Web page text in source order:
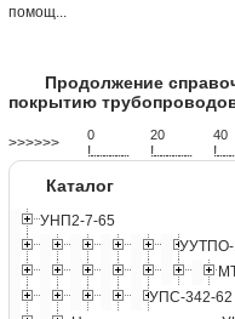
помощ...
Продолжение
покрытию
>>>>>> 0
!...................
20
!...................
40
!..........
Каталог
УНП2-7-65
УУТПО-
УПС-342-62